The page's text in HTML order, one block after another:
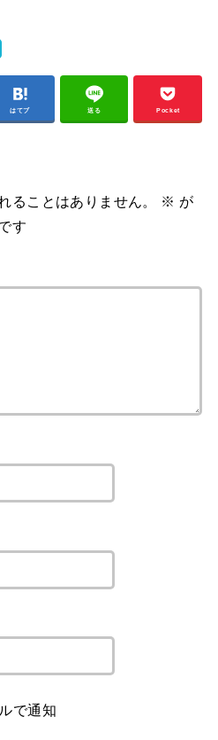
はてブ 送る Pocket
ることはありません。 ※ が
す
で通知